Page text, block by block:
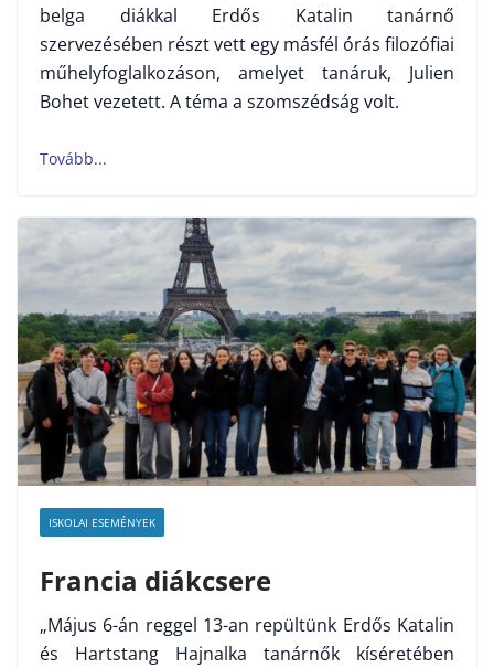
belga diákkal Erdős Katalin tanárnő
szervezésében részt vett egy másfél órás filozófiai
műhelyfoglalkozáson, amelyet tanáruk, Julien
Bohet vezetett. A téma a szomszédság volt.
ISKOLAI ESEMÉNYEK
Francia diákcsere
„Május 6-án reggel 13-an repültünk Erdős Katalin
és Hartstang Hajnalka tanárnők kíséretében